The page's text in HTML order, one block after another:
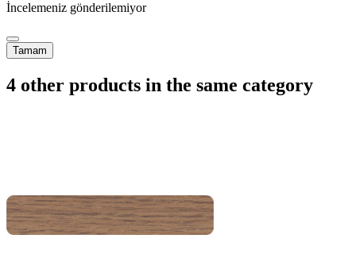
İncelemeniz gönderilemiyor
Tamam
4 other products in the same category